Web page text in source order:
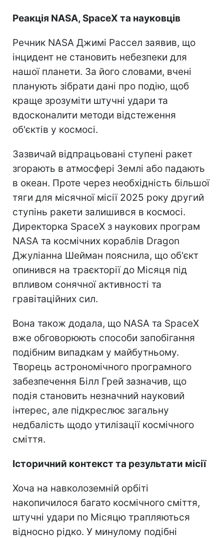
Реакція NASA, SpaceX та науковців
Речник NASA Джимі Рассел заявив, що
інцидент не становить небезпеки для
нашої планети. За його словами, вчені
планують зібрати дані про подію, щоб
краще зрозуміти штучні удари та
вдосконалити методи відстеження
об'єктів у космосі.
Зазвичай відпрацьовані ступені ракет
згорають в атмосфері Землі або падають
в океан. Проте через необхідність більшої
тяги для місячної місії 2025 року другий
ступінь ракети залишився в космосі.
Директорка SpaceX з наукових програм
NASA та космічних кораблів Dragon
Джуліанна Шейман пояснила, що об'єкт
опинився на траєкторії до Місяця під
впливом сонячної активності та
гравітаційних сил.
Вона також додала, що NASA та SpaceX
вже обговорюють способи запобігання
подібним випадкам у майбутньому.
Творець астрономічного програмного
забезпечення Білл Грей зазначив, що
подія становить незначний науковий
інтерес, але підкреслює загальну
недбалість щодо утилізації космічного
сміття.
Історичний контекст та результати місії
Хоча на навколоземній орбіті
накопичилося багато космічного сміття,
штучні удари по Місяцю трапляються
відносно рідко. У минулому подібні